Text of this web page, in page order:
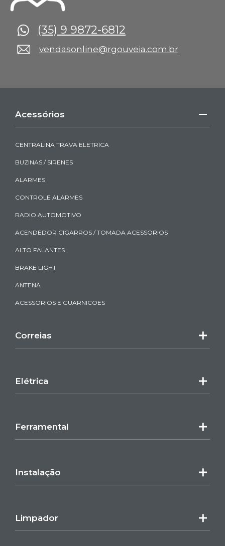
(35) 9 9872-6812
vendasonline@rgouveia.com.br
Acessórios
CENTRALINA TRAVA ELETRICA
BUZINAS / SIRENES
ALARMES
CONTROLE ALARMES
RADIO AUTOMOTIVO
ACENDEDOR CIGARROS / TOMADA ACESSORIOS
ALTO FALANTES
BRAKE LIGHT
ANTENA
ACESSORIOS E GUARNICOES
Correias
Elétrica
Ferramental
Instalação
Limpador